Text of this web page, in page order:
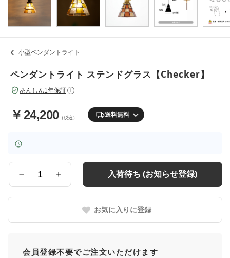
小型ペンダントライト
ペンダントライト ステンドグラス【Checker】
あんしん1年保証 i
￥ 24,200（税込） 送料無料
量
入荷待ち (お知らせ登録)
お気に入りに登録
会員登録不要でご注文いただけます